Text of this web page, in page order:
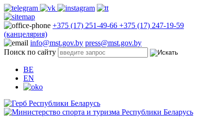
+375 (17) 251-49-66 +375 (17) 247-19-59
(канцелярия)
info@mst.gov.by press@mst.gov.by
Поиск по сайту
BE
EN